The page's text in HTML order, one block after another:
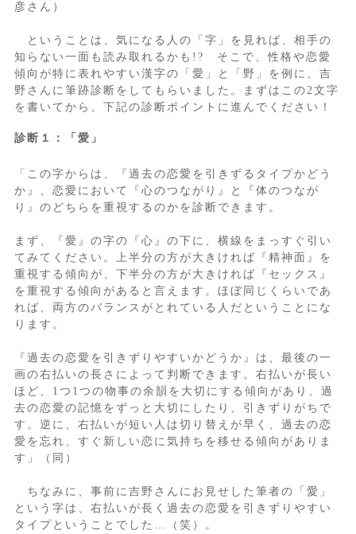
彦さん）
ということは、気になる人の「字」を見れば、相手の
知らない一面も読み取れるかも!? そこで、性格や恋愛
傾向が特に表れやすい漢字の「愛」と「野」を例に、吉
野さんに筆跡診断をしてもらいました。まずはこの2文字
を書いてから、下記の診断ポイントに進んでください！
診断１：「愛」
「この字からは、『過去の恋愛を引きずるタイプかどう
か』、恋愛において『心のつながり』と『体のつなが
り』のどちらを重視するのかを診断できます。
まず、『愛』の字の『心』の下に、横線をまっすぐ引い
てみてください。上半分の方が大きければ『精神面』を
重視する傾向が、下半分の方が大きければ『セックス』
を重視する傾向があると言えます。ほぼ同じくらいであ
れば、両方のバランスがとれている人だということにな
ります。
『過去の恋愛を引きずりやすいかどうか』は、最後の一
画の右払いの長さによって判断できます。右払いが長い
ほど、1つ1つの物事の余韻を大切にする傾向があり、過
去の恋愛の記憶をずっと大切にしたり、引きずりがちで
す。逆に、右払いが短い人は切り替えが早く、過去の恋
愛を忘れ、すぐ新しい恋に気持ちを移せる傾向がありま
す」（同）
ちなみに、事前に吉野さんにお見せした筆者の「愛」
という字は、右払いが長く過去の恋愛を引きずりやすい
タイプということでした…（笑）。